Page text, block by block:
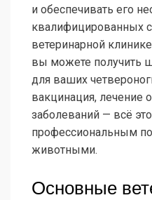
и обеспечивать его
квалифицированных
ветеринарной клинике
вы можете получить
для ваших
вакцинация, лечение
заболеваний — всё
профессиональным
животными.
Основные